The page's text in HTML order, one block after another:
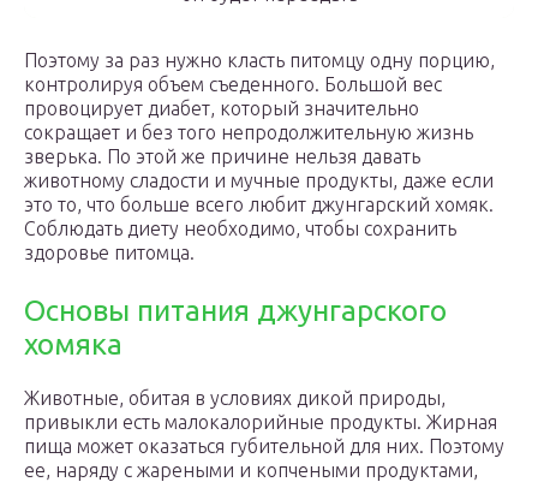
Поэтому за раз нужно класть питомцу одну порцию,
контролируя объем съеденного. Большой вес
провоцирует диабет, который значительно
сокращает и без того непродолжительную жизнь
зверька. По этой же причине нельзя давать
животному сладости и мучные продукты, даже если
это то, что больше всего любит джунгарский хомяк.
Соблюдать диету необходимо, чтобы сохранить
здоровье питомца.
Основы питания джунгарского
хомяка
Животные, обитая в условиях дикой природы,
привыкли есть малокалорийные продукты. Жирная
пища может оказаться губительной для них. Поэтому
ее, наряду с жареными и копчеными продуктами,